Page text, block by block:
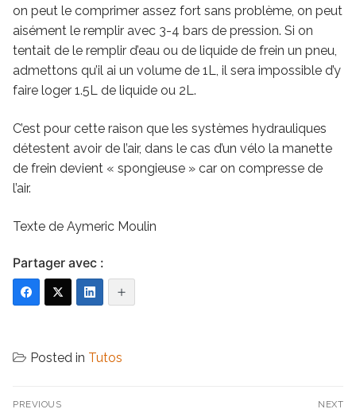
on peut le comprimer assez fort sans problème, on peut
aisément le remplir avec 3-4 bars de pression. Si on
tentait de le remplir d’eau ou de liquide de frein un pneu,
admettons qu’il ai un volume de 1L, il sera impossible d’y
faire loger 1.5L de liquide ou 2L.
C’est pour cette raison que les systèmes hydrauliques
détestent avoir de l’air, dans le cas d’un vélo la manette
de frein devient « spongieuse » car on compresse de
l’air.
Texte de Aymeric Moulin
Partager avec :
Posted in Tutos
Navigation
PREVIOUS NEXT